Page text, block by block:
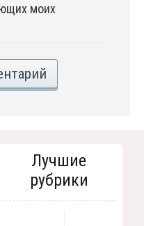
моих
Лучшие
рубрики